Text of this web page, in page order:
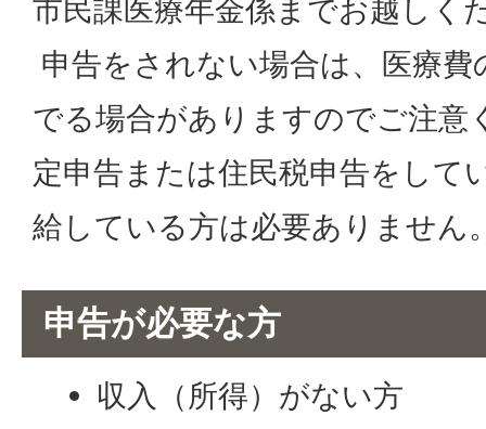
市民課医療年金係までお越しく
申告をされない場合は、医療
でる場合がありますのでご注意
定申告または住民税申告をして
給している方は必要ありません
申告が必要な方
収入（所得）がない方